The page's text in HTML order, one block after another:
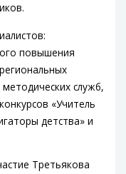
повышения
служб,
«Учитель
детства» и
Третьякова